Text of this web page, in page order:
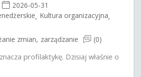
2026-05-31
, Kultura organizacyjna,
zmian, zarządzanie (0)
profilaktykę. Dzisiaj właśnie o